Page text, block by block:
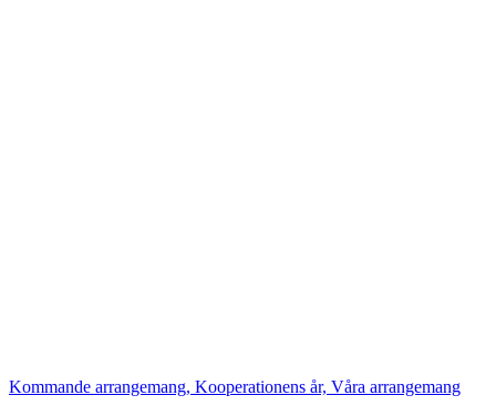
Kommande arrangemang, Kooperationens år, Våra arrangemang